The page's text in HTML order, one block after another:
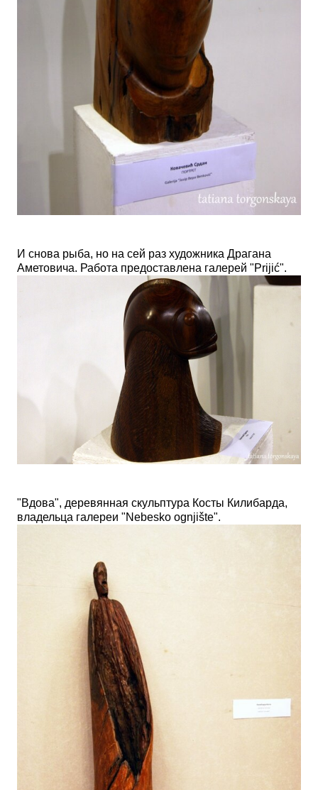
И снова рыба, но на сей раз художника Драгана
Аметовича. Работа предоставлена галерей "Prijić".
"Вдова", деревянная скульптура Косты Килибарда,
владельца галереи "Nebesko ognjište".